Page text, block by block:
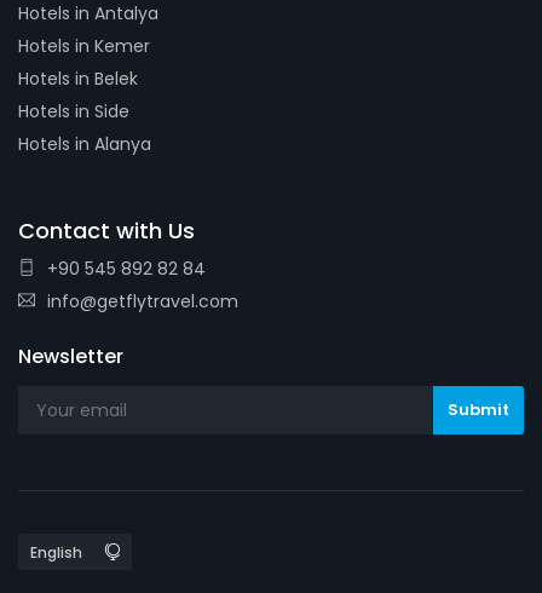
Hotels in Antalya
Hotels in Kemer
Hotels in Belek
Hotels in Side
Hotels in Alanya
Contact with Us
+90 545 892 82 84
info@getflytravel.com
Newsletter